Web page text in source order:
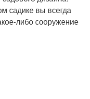
садике вы всегда
либо сооружение